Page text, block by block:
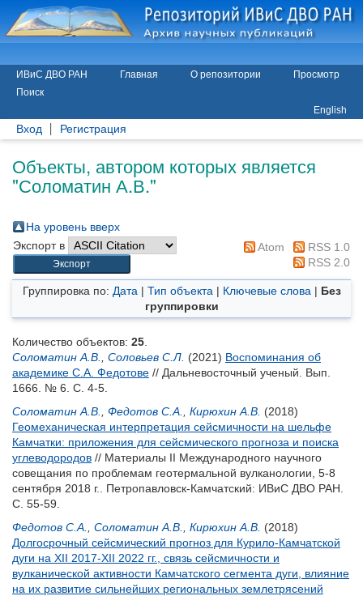
ИВиС ДВО РАН Главная О репозитории
Просмотр
Поиск
English
Вход Регистрация
Объекты, автором которых является
"Соломатин А.В."
На уровень вверх
Экспорт в
Atom
RSS 1.0
RSS 2.0
Группировка по: Дата | Тип объекта | Ключевые слова | Без
группировки
Количество объектов: 25
Соломатин А.В.
Соловьев С.Л. (2021) Воспоминания об
академике С.А. Федотове // Дальневосточный ученый. Вып.
1666. № 6. С. 4-5.
Соломатин А.В.
Федотов С.А. Кирюхин А.В. (2018)
Геомеханическая интерпретация сейсмичности на шельфе
Камчатки: приложения для сейсмического прогноза и поиска
углеводородов // Материалы II Международного научного
совещания по проблемам геотермальной вулканологии, 5-8
сентября 2018 г.. Петропавловск-Камчатский: ИВиС ДВО РАН.
С. 55-59.
Федотов С.А.
Соломатин А.В. Кирюхин А.В. (2018)
Долгосрочный сейсмический прогноз для Курило-Камчатской
дуги на XII 2017-XII 2022 гг., связь сейсмичности и
вулканической активности Камчатского сегмента дуги, влияние
на их развитие сильнейших региональных землетрясений